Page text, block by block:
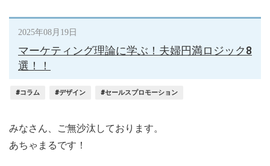
2025年08月19日
マーケティング理論に学ぶ！夫婦円満ロジック8
選！！
#コラム #デザイン #セールスプロモーション
みなさん、ご無沙汰しております。
あちゃまるです！